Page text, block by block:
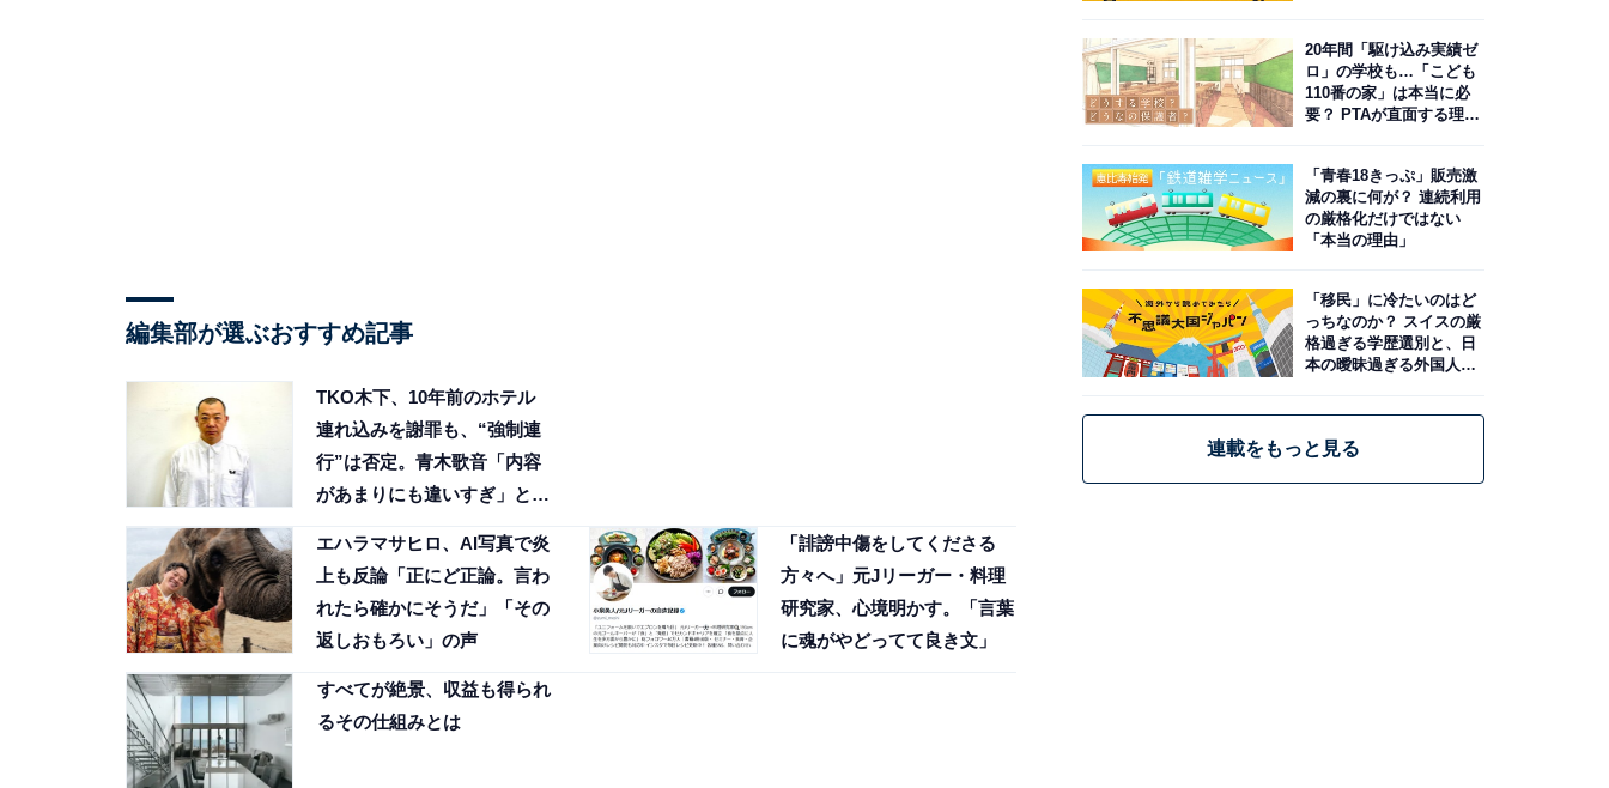
編集部が選ぶおすすめ記事
TKO木下、10年前のホテル
連れ込みを謝罪も、“強制連
行”は否定。青木歌音「内容
があまりにも違いすぎ」と反
エハラマサヒロ、AI写真で炎
上も反論「正にど正論。言わ
れたら確かにそうだ」「その
返しおもろい」の声
「誹謗中傷をしてくださる
方々へ」元Jリーガー・料理
研究家、心境明かす。「言葉
に魂がやどってて良き文」
すべてが絶景、収益も得られ
るその仕組みとは
20年間「駆け込み実績ゼ
ロ」の学校も…「こども
110番の家」は本当に必
要？ PTAが直面する理想
「青春18きっぷ」販売激
減の裏に何が？ 連続利用
の厳格化だけではない
「本当の理由」
「移民」に冷たいのはど
っちなのか？ スイスの厳
格過ぎる学歴選別と、日
本の曖昧過ぎる外国人政
連載をもっと見る